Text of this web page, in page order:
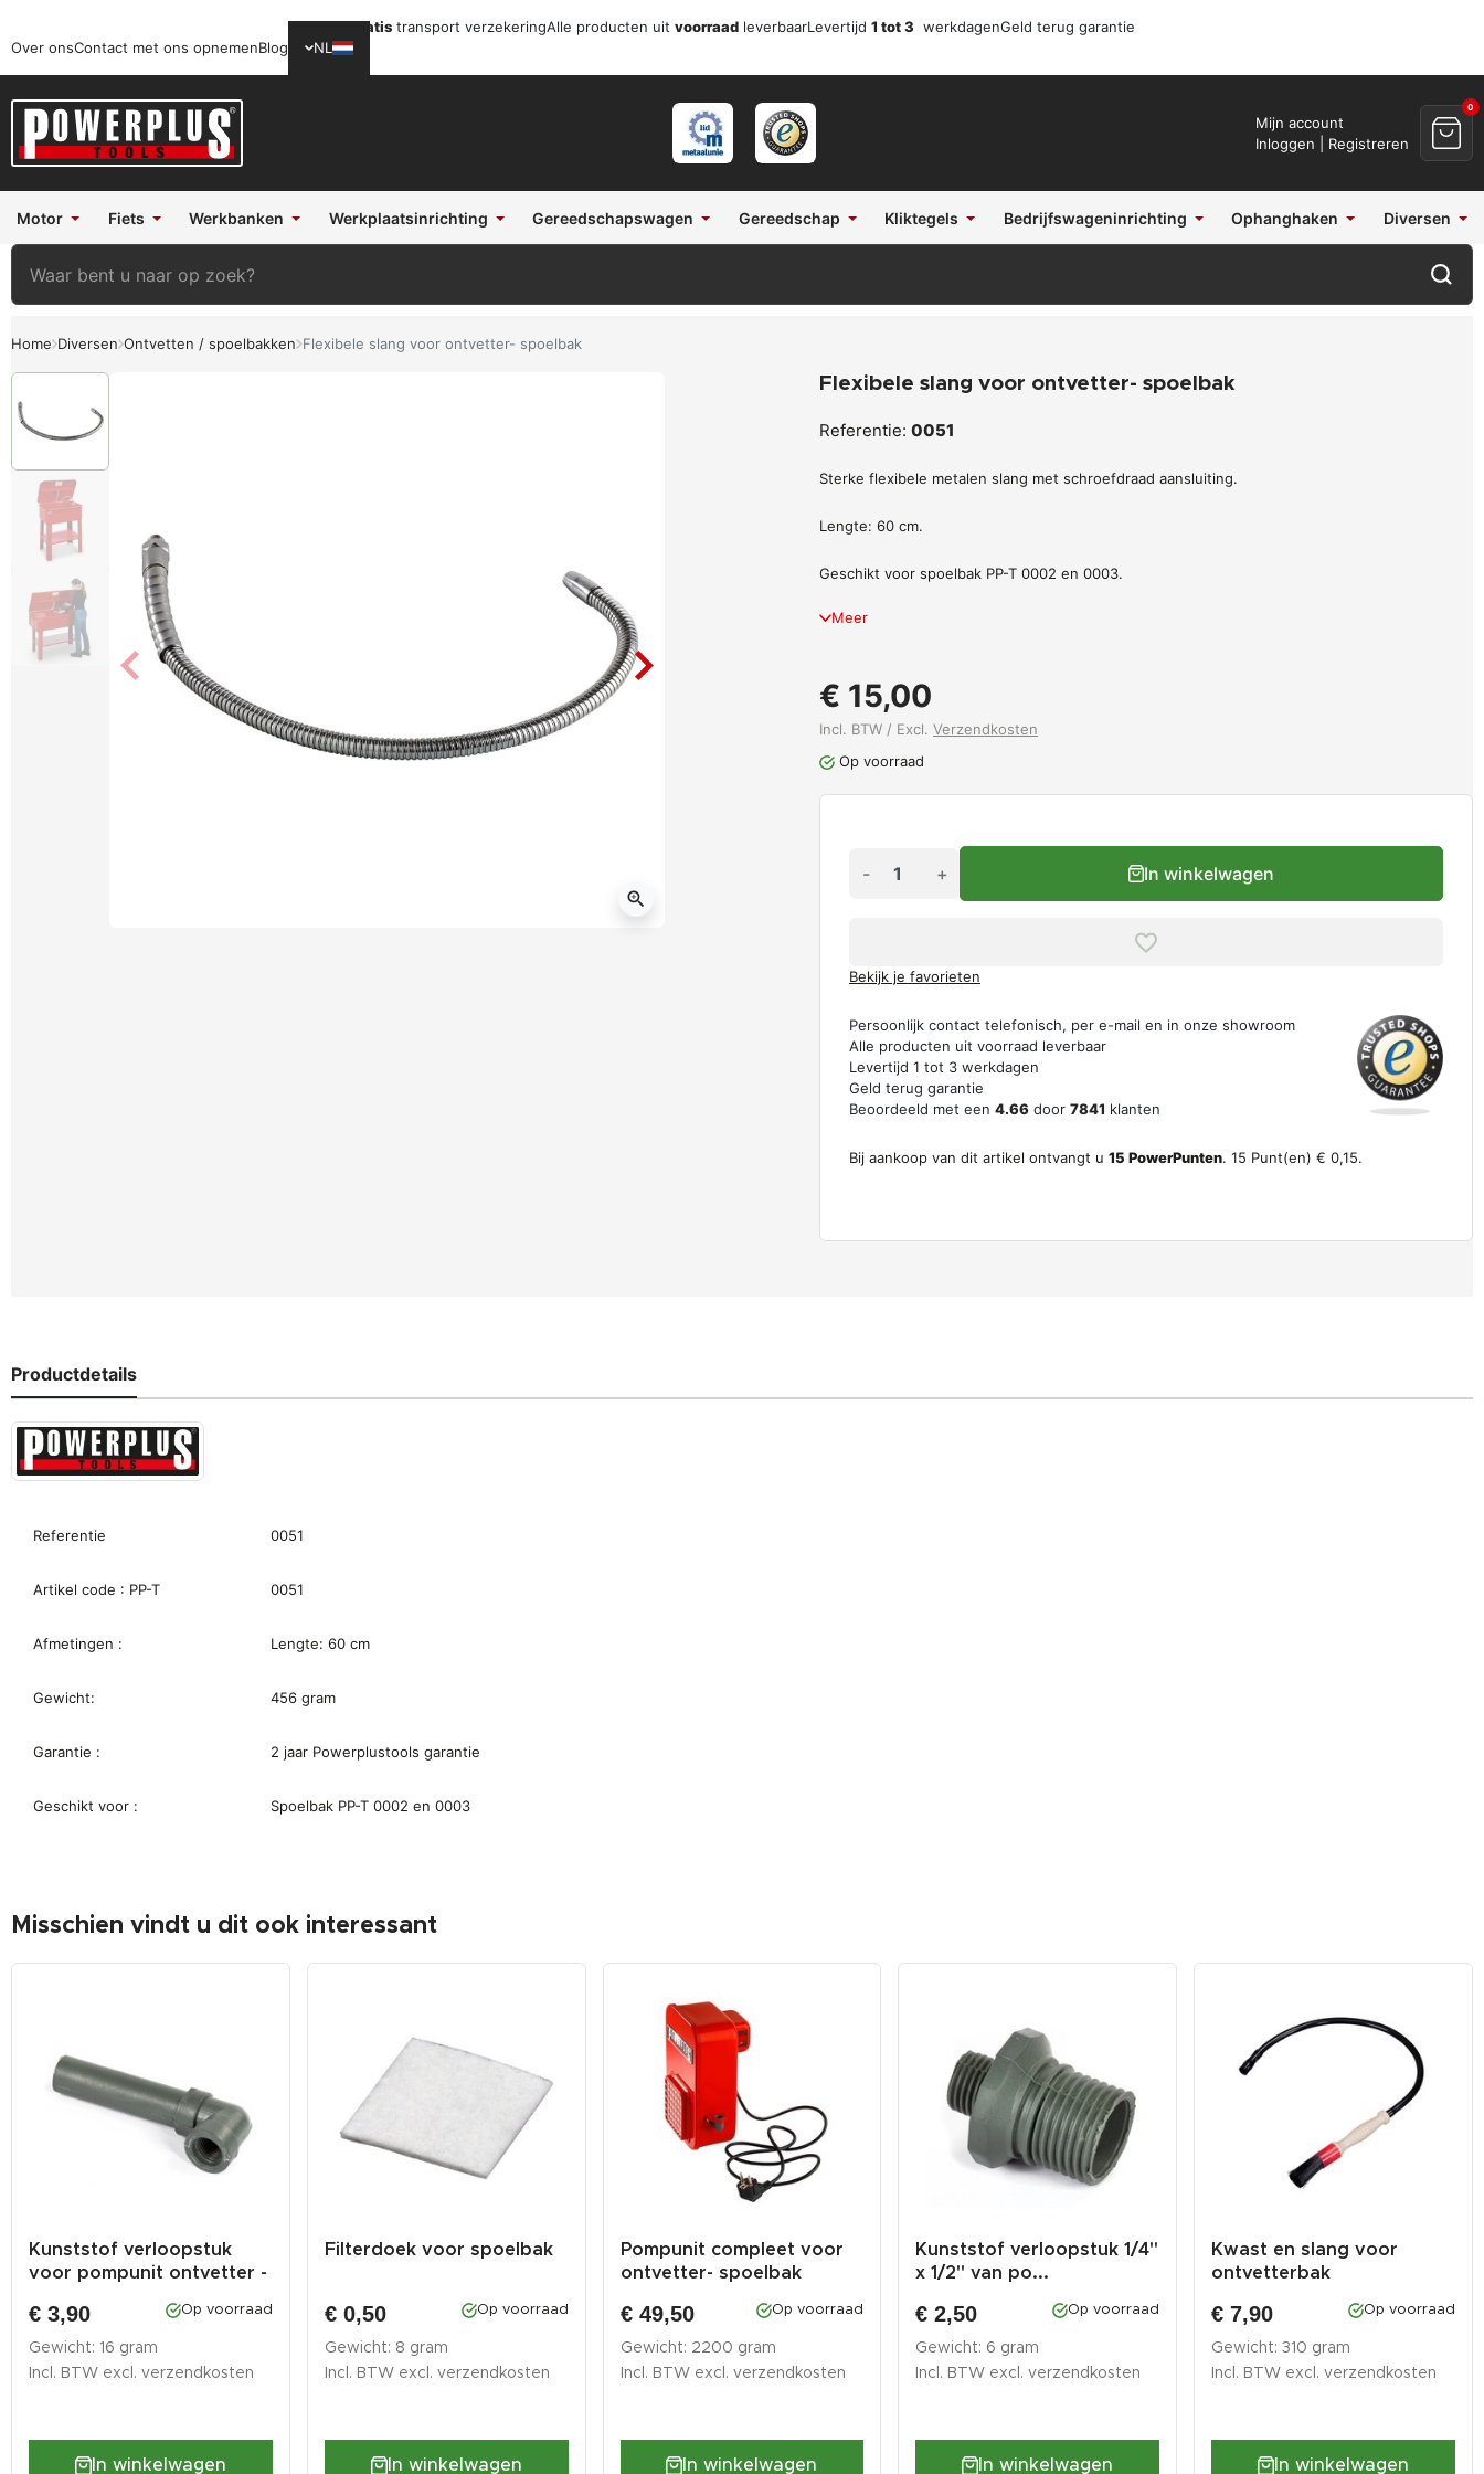
Gratis transport verzekeringAlle producten uit voorraad leverbaarLevertijd 1 tot 3 werkdagenGeld terug garantie
Over onsContact met ons opnemenBlog NL
Mijn account
Inloggen | Registreren
0
Motor Fiets Werkbanken Werkplaatsinrichting Gereedschapswagen Gereedschap Kliktegels Bedrijfswageninrichting Ophanghaken Diversen
Home Diversen Ontvetten / spoelbakken Flexibele slang voor ontvetter- spoelbak
zoom_in
Flexibele slang voor ontvetter- spoelbak
Referentie: 0051
Sterke flexibele metalen slang met schroefdraad aansluiting.
Lengte: 60 cm.
Geschikt voor spoelbak PP-T 0002 en 0003.
Meer
€ 15,00
Incl. BTW / Excl. Verzendkosten
Op voorraad
- + In winkelwagen
Bekijk je favorieten
Persoonlijk contact telefonisch, per e-mail en in onze showroom
Alle producten uit voorraad leverbaar
Levertijd 1 tot 3 werkdagen
Geld terug garantie
Beoordeeld met een 4.66 door 7841 klanten
Bij aankoop van dit artikel ontvangt u 15 PowerPunten. 15 Punt(en) € 0,15.
Productdetails
Referentie 0051
Artikel code : PP-T 0051
Afmetingen : Lengte: 60 cm
Gewicht: 456 gram
Garantie : 2 jaar Powerplustools garantie
Geschikt voor : Spoelbak PP-T 0002 en 0003
Misschien vindt u dit ook interessant
Kunststof verloopstuk
voor pompunit ontvetter -
€ 3,90 Op voorraad
Gewicht: 16 gram
Incl. BTW excl. verzendkosten
In winkelwagen
Filterdoek voor spoelbak
€ 0,50 Op voorraad
Gewicht: 8 gram
Incl. BTW excl. verzendkosten
In winkelwagen
Pompunit compleet voor
ontvetter- spoelbak
€ 49,50 Op voorraad
Gewicht: 2200 gram
Incl. BTW excl. verzendkosten
In winkelwagen
Kunststof verloopstuk 1/4"
x 1/2" van po...
€ 2,50 Op voorraad
Gewicht: 6 gram
Incl. BTW excl.verzendkosten
In winkelwagen
Kwast en slang voor
ontvetterbak
€ 7,90 Op voorraad
Gewicht: 310 gram
Incl. BTW excl.verzendkosten
In winkelwagen